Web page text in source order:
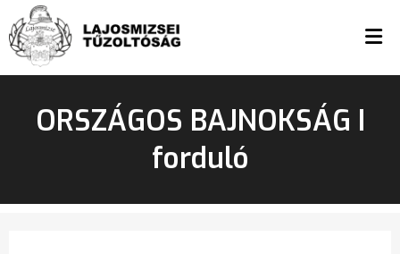
ORSZÁGOS BAJNOKSÁG I
forduló